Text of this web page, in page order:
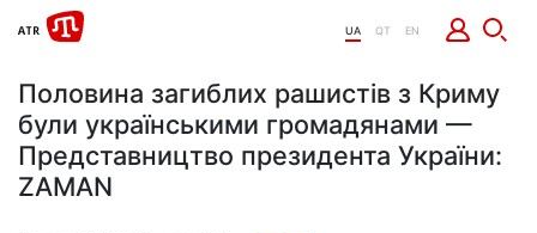
UA QT EN
Половина загиблих рашистів з Криму
були українськими громадянами —
Представництво президента України:
ZAMAN